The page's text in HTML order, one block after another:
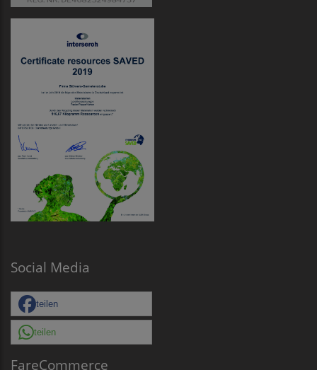
Social Media
teilen
teilen
FareCommerce